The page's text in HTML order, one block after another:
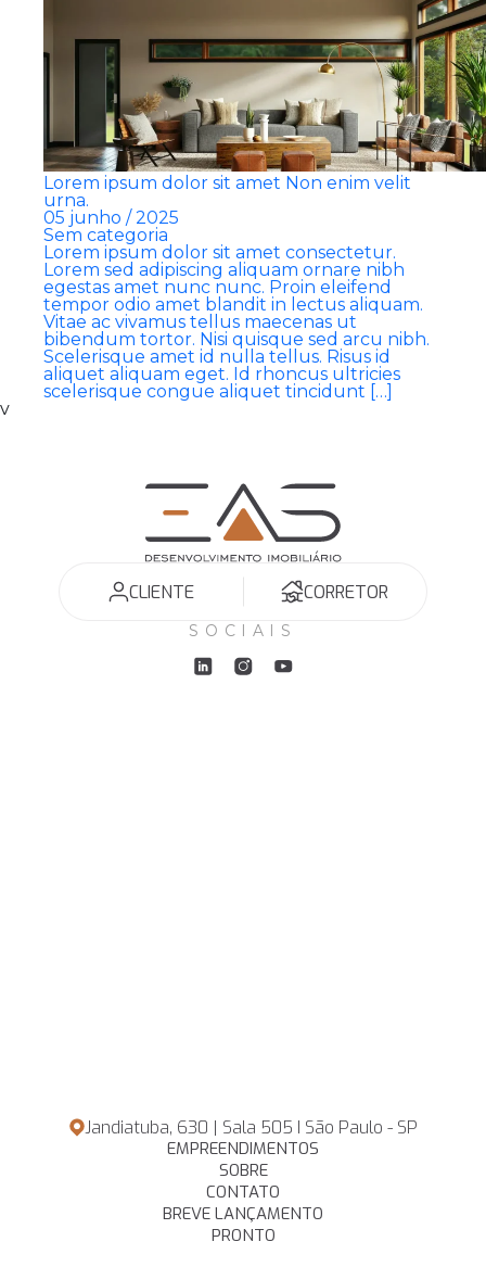
Lorem ipsum dolor sit amet Non enim velit
urna.
05 junho / 2025
Sem categoria
Lorem ipsum dolor sit amet consectetur.
Lorem sed adipiscing aliquam ornare nibh
egestas amet nunc nunc. Proin eleifend
tempor odio amet blandit in lectus aliquam.
Vitae ac vivamus tellus maecenas ut
bibendum tortor. Nisi quisque sed arcu nibh.
Scelerisque amet id nulla tellus. Risus id
aliquet aliquam eget. Id rhoncus ultricies
scelerisque congue aliquet tincidunt […]
v
CLIENTE CORRETOR
SOCIAIS
Jandiatuba, 630 | Sala 505 I São Paulo - SP
EMPREENDIMENTOS
SOBRE
CONTATO
BREVE LANÇAMENTO
PRONTO